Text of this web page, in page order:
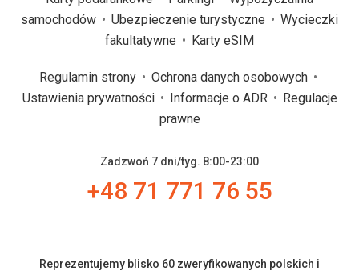
samochodów
Ubezpieczenie turystyczne
Wycieczki
fakultatywne
Karty eSIM
Regulamin strony
Ochrona danych osobowych
Ustawienia prywatności
Informacje o ADR
Regulacje
prawne
Zadzwoń 7 dni/tyg. 8:00-23:00
+48 71 771 76 55
Reprezentujemy blisko 60 zweryfikowanych polskich i